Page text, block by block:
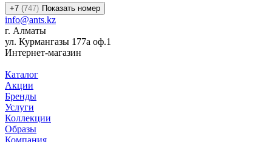
+7 (747) Показать номер
info@ants.kz
г. Алматы
ул. Курмангазы 177а оф.1
Интернет-магазин
Каталог
Акции
Бренды
Услуги
Коллекции
Образы
Компания